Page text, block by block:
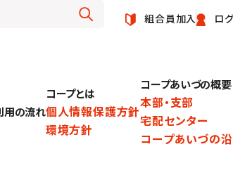
組合員加入 ロ
用の流れ
コープとは
個人情報保護方針
環境方針
コープあいづの概要
本部・支部
宅配センター
コープあいづの